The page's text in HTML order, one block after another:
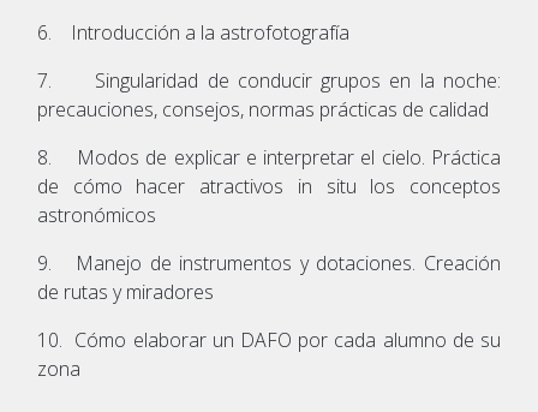
6. Introducción a la astrofotografía
7. Singularidad de conducir grupos en la noche:
precauciones, consejos, normas prácticas de calidad
8. Modos de explicar e interpretar el cielo. Práctica
de cómo hacer atractivos in situ los conceptos
astronómicos
9. Manejo de instrumentos y dotaciones. Creación
de rutas y miradores
10. Cómo elaborar un DAFO por cada alumno de su
zona